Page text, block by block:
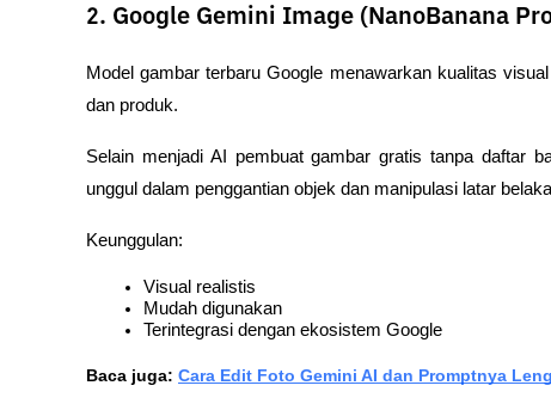
2. Google Gemini Image (NanoBanana
Model gambar terbaru Google menawarkan kualitas
dan produk.
Selain menjadi AI pembuat gambar gratis tanpa daftar
unggul dalam penggantian objek dan manipulasi latar
Keunggulan:
Visual realistis
Mudah digunakan
Terintegrasi dengan ekosistem Google
Baca juga: Cara Edit Foto Gemini AI dan Promptnya